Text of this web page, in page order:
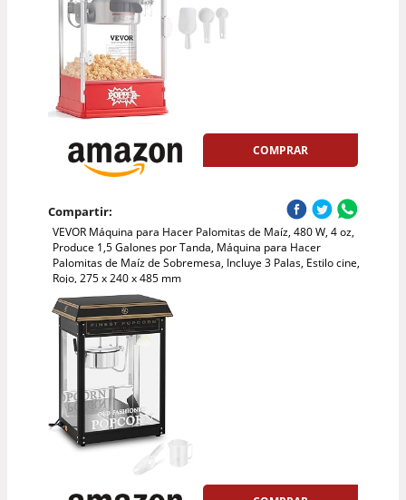
COMPRAR
Compartir:
VEVOR Máquina para Hacer Palomitas de Maíz, 480 W, 4 oz,
Produce 1,5 Galones por Tanda, Máquina para Hacer
Palomitas de Maíz de Sobremesa, Incluye 3 Palas, Estilo cine,
Rojo, 275 x 240 x 485 mm